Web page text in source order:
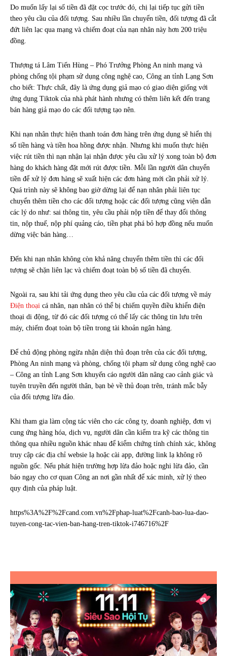
Do muốn lấy lại số tiền đã đặt cọc trước đó, chị lại tiếp tục gửi tiền
theo yêu cầu của đối tượng. Sau nhiều lần chuyển tiền, đối tượng đã cắt
đứt liên lạc qua mạng và chiếm đoạt của nạn nhân này hơn 200 triệu
đồng.
Thượng tá Lâm Tiến Hùng – Phó Trưởng Phòng An ninh mạng và
phòng chống tội phạm sử dụng công nghệ cao, Công an tỉnh Lạng Sơn
cho biết: Thực chất, đây là ứng dụng giả mạo có giao diện giống với
ứng dụng Tiktok của nhà phát hành nhưng có thêm liên kết đến trang
bán hàng giả mạo do các đối tượng tạo nên.
Khi nạn nhân thực hiện thanh toán đơn hàng trên ứng dụng sẽ hiển thị
số tiền hàng và tiền hoa hồng được nhận. Nhưng khi muốn thực hiện
việc rút tiền thì nạn nhận lại nhận được yêu cầu xử lý xong toàn bộ đơn
hàng do khách hàng đặt mới rút được tiền. Mỗi lần người dân chuyển
tiền để xử lý đơn hàng sẽ xuất hiện các đơn hàng mới cần phải xử lý.
Quá trình này sẽ không bao giờ dừng lại để nạn nhân phải liên tục
chuyển thêm tiền cho các đối tượng hoặc các đối tượng cũng viện dẫn
các lý do như: sai thông tin, yêu cầu phải nộp tiền để thay đổi thông
tin, nộp thuế, nộp phí quảng cáo, tiền phạt phá bỏ hợp đồng nếu muốn
dừng việc bán hàng…
Đến khi nạn nhân không còn khả năng chuyển thêm tiền thì các đối
tượng sẽ chặn liên lạc và chiếm đoạt toàn bộ số tiền đã chuyển.
Ngoài ra, sau khi tải ứng dụng theo yêu cầu của các đối tượng về máy
Điện thoại cá nhân, nạn nhân có thể bị chiếm quyền điều khiển điện
thoại di động, từ đó các đối tượng có thể lấy các thông tin lưu trên
máy, chiếm đoạt toàn bộ tiền trong tài khoản ngân hàng.
Để chủ động phòng ngừa nhận diện thủ đoạn trên của các đối tượng,
Phòng An ninh mạng và phòng, chống tội phạm sử dụng công nghệ cao
– Công an tỉnh Lạng Sơn khuyến cáo người dân nâng cao cảnh giác và
tuyên truyền đến người thân, bạn bè về thủ đoạn trên, tránh mắc bẫy
của đối tượng lừa đảo.
Khi tham gia làm cộng tác viên cho các công ty, doanh nghiệp, đơn vị
cung ứng hàng hóa, dịch vụ, người dân cần kiểm tra kỹ các thông tin
thông qua nhiều nguồn khác nhau để kiểm chứng tính chính xác, không
truy cập các địa chỉ websie lạ hoặc cài app, đường link lạ không rõ
nguồn gốc. Nếu phát hiện trường hợp lừa đảo hoặc nghi lừa đảo, cần
báo ngay cho cơ quan Công an nơi gần nhất để xác minh, xử lý theo
quy định của pháp luật.
https%3A%2F%2Fcand.com.vn%2Fphap-luat%2Fcanh-bao-lua-dao-
tuyen-cong-tac-vien-ban-hang-tren-tiktok-i746716%2F